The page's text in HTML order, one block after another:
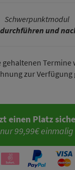
Schwerpunktmodul
und
gehaltenen Termine
zur Verfügung
einen Platz
nur 99,99€ einmalig